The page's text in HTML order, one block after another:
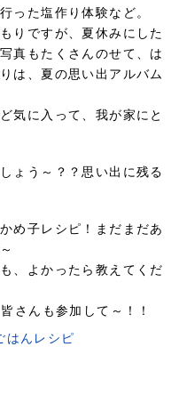
った塩作り体験など。
りですが、夏休みにした
真もたくさんのせて、は
は、夏の思い出アルバム
気に入って、我が家にと
ょう～？？思い出に残る
め子レシピ！まだまだあ
、よかったら教えてくだ
さんも参加して～！！